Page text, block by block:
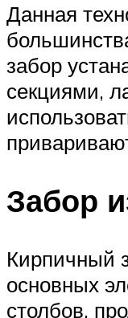
Данная
забор
секциями,
Забор
Кирпичный
основных
столбов,